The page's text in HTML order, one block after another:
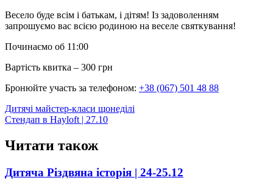
Весело буде всім і батькам, і дітям! Із задоволенням
запрошуємо вас всією родиною на веселе святкування!
Починаємо об 11:00
Вартість квитка – 300 грн
Бронюйте участь за телефоном: +38 (067) 501 48 88
Post
navigation
Дитячі майстер-класи щонеділі
Стендап в Hayloft | 27.10
Читати також
Дитяча Різдвяна історія | 24-25.12